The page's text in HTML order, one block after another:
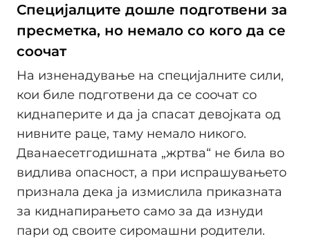
Специjалците дошле подготвени за
пресметка, но немало со кого да се
соочат
На изненадување на специjалните сили,
кои биле подготвени да се соочат со
киднаперите и да ја спасат девоjката од
нивните раце, таму немало никого.
Дванаесетгодишната „жртва“ не била во
видлива опасност, а при испрашувањето
признала дека ја измислила приказната
за киднапирањето само за да изнуди
пари од своите сиромашни родители.